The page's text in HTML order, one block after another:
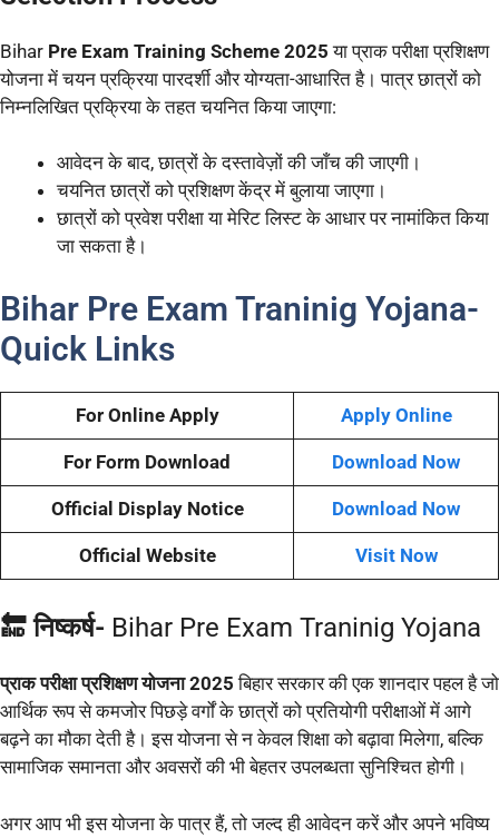
Bihar Pre Exam Training Scheme 2025या प्राक परीक्षा प्रशिक्षण
योजना में चयन प्रक्रिया पारदर्शी और योग्यता-आधारित है। पात्र छात्रों को
निम्नलिखित प्रक्रिया के तहत चयनित किया जाएगा:
आवेदन के बाद, छात्रों के दस्तावेज़ों की जाँच की जाएगी।
चयनित छात्रों को प्रशिक्षण केंद्र में बुलाया जाएगा।
छात्रों को प्रवेश परीक्षा या मेरिट लिस्ट के आधार पर नामांकित किया
जा सकता है।
Bihar Pre Exam Traninig Yojana-
Quick Links
For Online Apply Apply Online
For Form Download Download Now
Official Display Notice Download Now
Official Website Visit Now
🔚 निष्कर्ष- Bihar Pre Exam Traninig Yojana
प्राक परीक्षा प्रशिक्षण योजना 2025 बिहार सरकार की एक शानदार पहल है जो
आर्थिक रूप से कमजोर पिछड़े वर्गों के छात्रों को प्रतियोगी परीक्षाओं में आगे
बढ़ने का मौका देती है। इस योजना से न केवल शिक्षा को बढ़ावा मिलेगा, बल्कि
सामाजिक समानता और अवसरों की भी बेहतर उपलब्धता सुनिश्चित होगी।
अगर आप भी इस योजना के पात्र हैं, तो जल्द ही आवेदन करें और अपने भविष्य